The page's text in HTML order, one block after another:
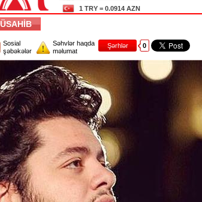
1 TRY = 0.0914 AZN
Sosial
şəbəkələr
Səhvlər haqda
məlumat
Şərhlər 0